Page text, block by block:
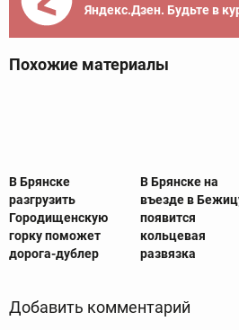
Яндекс.Дзен. Будьте в
Похожие материалы
В Брянске
разгрузить
Городищенскую
горку поможет
дорога-дублер
В Брянске на
въезде в
появится
кольцевая
развязка
Добавить комментарий